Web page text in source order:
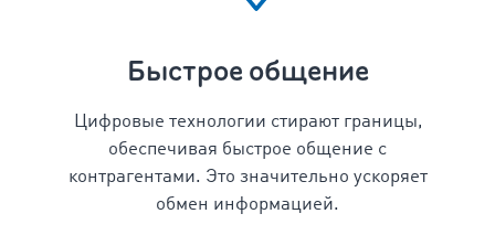
Быстрое общение
Цифровые технологии стирают границы,
обеспечивая быстрое общение с
контрагентами. Это значительно ускоряет
обмен информацией.